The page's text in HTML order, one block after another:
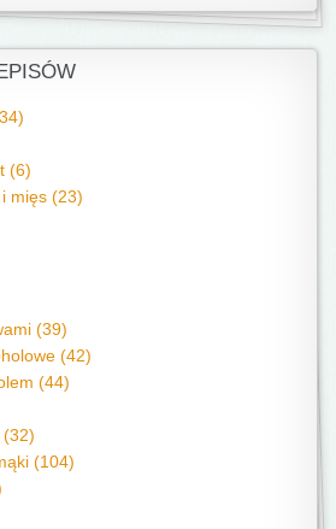
(6)
mięs (23)
(39)
(42)
(44)
(32)
(104)